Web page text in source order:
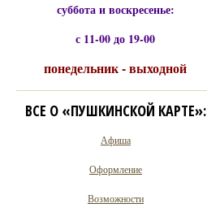
суббота и воскресенье:
с 11-00 до 19-00
понедельник - выходной
ВСЕ О «ПУШКИНСКОЙ КАРТЕ»:
Афиша
Оформление
Возможности